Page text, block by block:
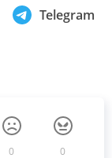
Telegram
0 0